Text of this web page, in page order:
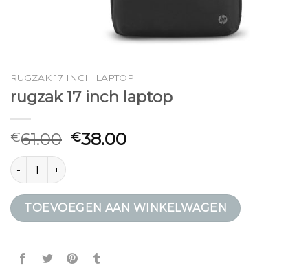
RUGZAK 17 INCH LAPTOP
rugzak 17 inch laptop
€61.00 €38.00
rugzak 17 inch laptop aantal
TOEVOEGEN AAN WINKELWAGEN